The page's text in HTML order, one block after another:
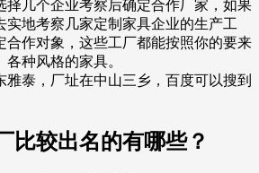
择几个企业考察后确定合作厂家，如果
实地考察几家定制家具企业的生产工
合作对象，这些工厂都能按照你的要来
种风格的家具。
雅泰，厂址在中山三乡，百度可以搜到
比较出名的有哪些？